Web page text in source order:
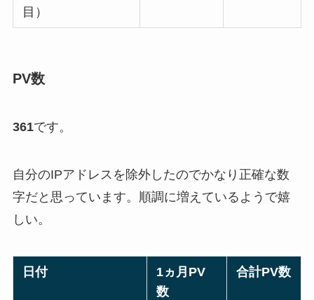
目）
PV数
361です。
自分のIPアドレスを除外したのでかなり正確な数
字だと思っています。順調に増えているようで嬉
しい。
日付
1ヵ月PV
数
合計PV数